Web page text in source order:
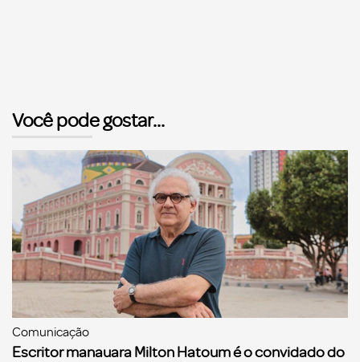
Você pode gostar...
Comunicação
Escritor manauara Milton Hatoum é o convidado do